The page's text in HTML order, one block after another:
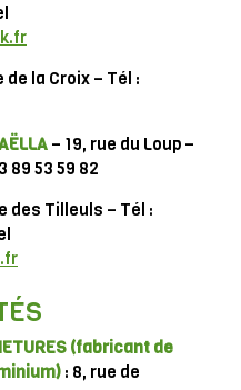
de la Croix – Tél :
– 19, rue du Loup –
89 53 59 82
des Tilleuls – Tél :
(fabricant de
: 8, rue de